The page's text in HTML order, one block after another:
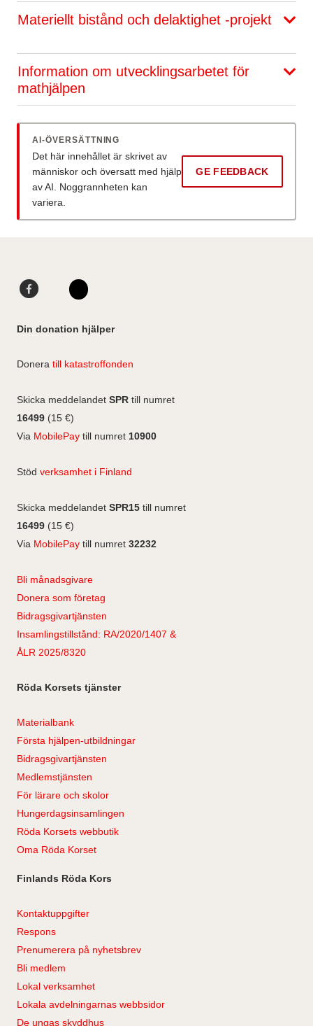
Materiellt bistånd och delaktighet -projekt
Information om utvecklingsarbetet för
mathjälpen
AI-ÖVERSÄTTNING
Det här innehållet är skrivet av
människor och översatt med hjälp
av AI. Noggrannheten kan
variera.
GE FEEDBACK
c
b
o
k
n
t
g
r
a
n
e
I
Din donation hjälper
Donera till katastroffonden
Skicka meddelandet SPR till numret
16499 (15 €)
Via MobilePay till numret 10900
Stöd verksamhet i Finland
Skicka meddelandet SPR15 till numret
16499 (15 €)
Via MobilePay till numret 32232
Bli månadsgivare
Donera som företag
Bidragsgivartjänsten
Insamlingstillstånd: RA/2020/1407 &
ÅLR 2025/8320
Röda Korsets tjänster
Materialbank
Första hjälpen-utbildningar
Bidragsgivartjänsten
Medlemstjänsten
För lärare och skolor
Hungerdagsinsamlingen
Röda Korsets webbutik
Oma Röda Korset
Finlands Röda Kors
Kontaktuppgifter
Respons
Prenumerera på nyhetsbrev
Bli medlem
Lokal verksamhet
Lokala avdelningarnas webbsidor
De ungas skyddhus